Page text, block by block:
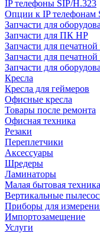
IP телефоны SIP/H.323
Опции к IP телефонам
Запчасти для
Запчасти для ПК HP
Запчасти для
Запчасти для
Запчасти для
Кресла
Кресла для геймеров
Офисные кресла
Товары после ремонта
Офисная техника
Резаки
Переплетчики
Аксессуары
Шредеры
Ламинаторы
Малая бытовая техника
Вертикальные
Приборы для
Импортозамещение
Услуги